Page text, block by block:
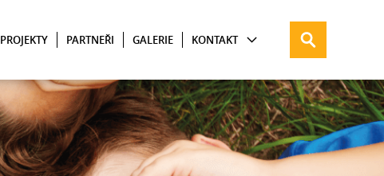
PROJEKTY PARTNEŘI GALERIE KONTAKT